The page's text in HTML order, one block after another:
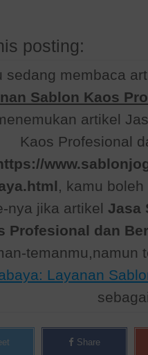
posting:
sedang membaca
Sablon Kaos
artikel
Kaos Profesional
, kamu
nya jika artikel Jasa
Profesional dan
temanmu,namun
Layanan
Share